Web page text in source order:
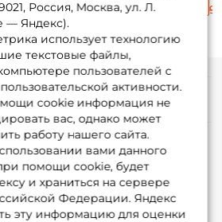
/ 732UH
9
Россия, Москва, ул. Л.
— Яндекс).
использует технологию
текстовые файлы,
пользователей с
активности.
cookie информация не
вас, однако может
работу нашего сайта.
вами данного
помощи cookie, будет
и храниться на сервере
Федерации. Яндекс
эту информацию для оценки
О магазине
Доставка
Оплата
Fox-bonus
Гуру
д.7